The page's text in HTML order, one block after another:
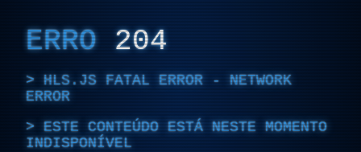
ERRO 204
HLS.JS FATAL ERROR - NETWORK
ERROR
ESTE CONTEÚDO ESTÁ NESTE MOMENTO
INDISPONÍVEL